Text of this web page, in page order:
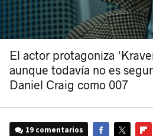
El actor protagoniza
aunque todavía no es
Daniel Craig como 007
19 comentarios